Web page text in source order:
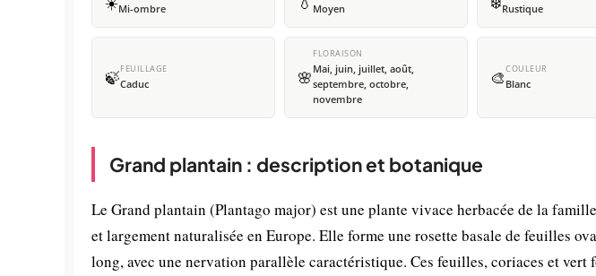
Mi-ombre Moyen Rustique
🍃FEUILLAGE
Caduc 🌸
FLORAISON
Mai, juin, juillet, août,
septembre, octobre,
novembre
🎨COULEUR
Blanc
Grand plantain : description et botanique
Le Grand plantain (Plantago major) est une plante vivace herbacée de la
et largement naturalisée en Europe. Elle forme une rosette basale de feuilles
long, avec une nervation parallèle caractéristique. Ces feuilles, coriaces et vert